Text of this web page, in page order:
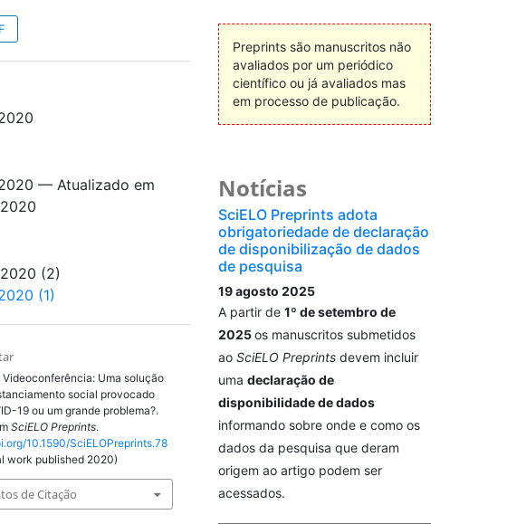
— Atualizado em
(2)
(1)
Videoconferência: Uma solução
social provocado
19 ou um grande problema?.
SciELO Preprints.
10.1590/SciELOPreprints.78
work published 2020)
de Citação
Preprints são manuscritos não
avaliados por um periódico
científico ou já avaliados mas
em processo de publicação.
Notícias
SciELO Preprints adota
obrigatoriedade de declaração
de disponibilização de dados
de pesquisa
19 agosto 2025
A partir de 1º de setembro de
2025os manuscritos submetidos
ao SciELO Preprintsdevem incluir
uma declaração de
disponibilidade de dados
informando sobre onde e como os
dados da pesquisa que deram
origem ao artigo podem ser
acessados.